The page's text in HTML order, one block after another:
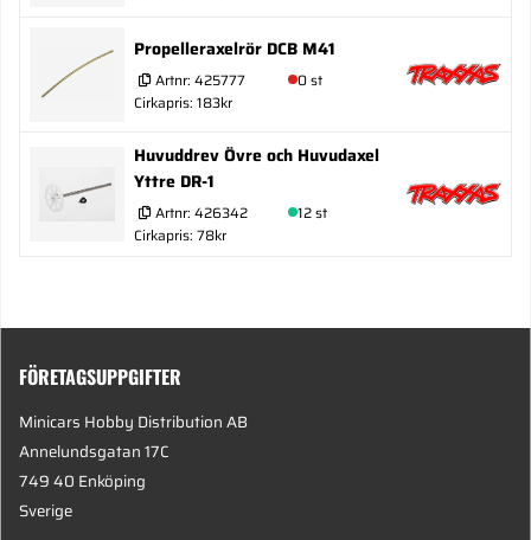
Propelleraxelrör DCB M41
Artnr: 425777
0 st
Cirkapris: 183kr
Huvuddrev Övre och Huvudaxel
Yttre DR-1
Artnr: 426342
12 st
Cirkapris: 78kr
FÖRETAGSUPPGIFTER
Minicars Hobby Distribution AB
Annelundsgatan 17C
749 40 Enköping
Sverige